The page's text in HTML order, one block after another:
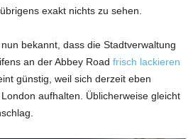
exakt nichts zu sehen.
bekannt, dass die Stadtverwaltung
an der Abbey Road frisch lackieren
günstig, weil sich derzeit eben
aufhalten. Üblicherweise gleicht